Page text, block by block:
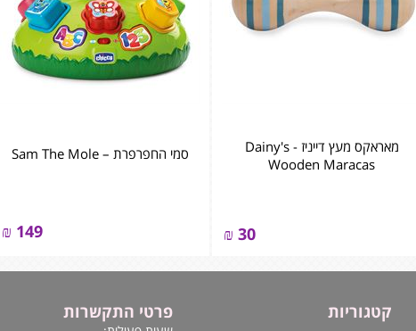
מאראקס מעץ דייניז - ‏‏‏‏Dainy's
Wooden Maracas
30
₪
סמי החפרפרת – Sam The Mole
149
₪
קטגוריות פרטי התקשרות